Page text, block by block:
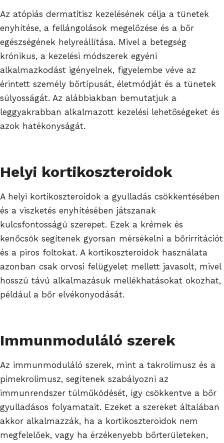
Az atópiás dermatitisz kezelésének célja a tünetek
enyhítése, a fellángolások megelőzése és a bőr
egészségének helyreállítása. Mivel a betegség
krónikus, a kezelési módszerek egyéni
alkalmazkodást igényelnek, figyelembe véve az
érintett személy bőrtípusát, életmódját és a tünetek
súlyosságát. Az alábbiakban bemutatjuk a
leggyakrabban alkalmazott kezelési lehetőségeket és
azok hatékonyságát.
Helyi kortikoszteroidok
A helyi kortikoszteroidok a gyulladás csökkentésében
és a viszketés enyhítésében játszanak
kulcsfontosságú szerepet. Ezek a krémek és
kenőcsök segítenek gyorsan mérsékelni a bőrirritációt
és a piros foltokat. A kortikoszteroidok használata
azonban csak orvosi felügyelet mellett javasolt, mivel
hosszú távú alkalmazásuk mellékhatásokat okozhat,
például a bőr elvékonyodását.
Immunmoduláló szerek
Az immunmoduláló szerek, mint a takrolimusz és a
pimekrolimusz, segítenek szabályozni az
immunrendszer túlműködését, így csökkentve a bőr
gyulladásos folyamatait. Ezeket a szereket általában
akkor alkalmazzák, ha a kortikoszteroidok nem
megfelelőek, vagy ha érzékenyebb bőrterületeken,